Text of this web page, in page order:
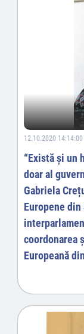
12.10.2020 14:14:00
“Există și un
doar al
Gabriela
Europene
coordonarea
Europeană